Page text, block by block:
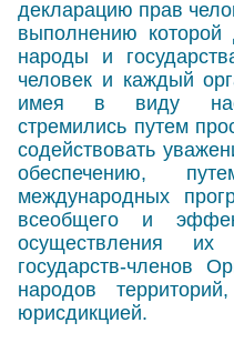
декларацию прав
выполнению
народы и
человек и каждый
имея в виду
стремились путем
содействовать
обеспечению,
международных
всеобщего и
осуществления
государств-членов
народов
юрисдикцией.